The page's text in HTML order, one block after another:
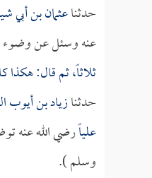
حدثناعثمان بن أبي
عنه وسئل عن وضوء
ثلاثاً، ثم قال:
حدثنازياد بن أيوب
علياًرضي الله عنه
وسلم ).